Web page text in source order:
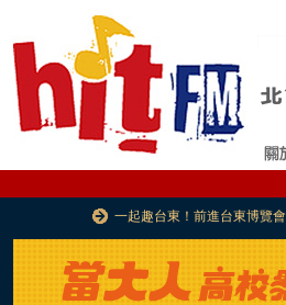
一起趣台東！前進台東博覽會